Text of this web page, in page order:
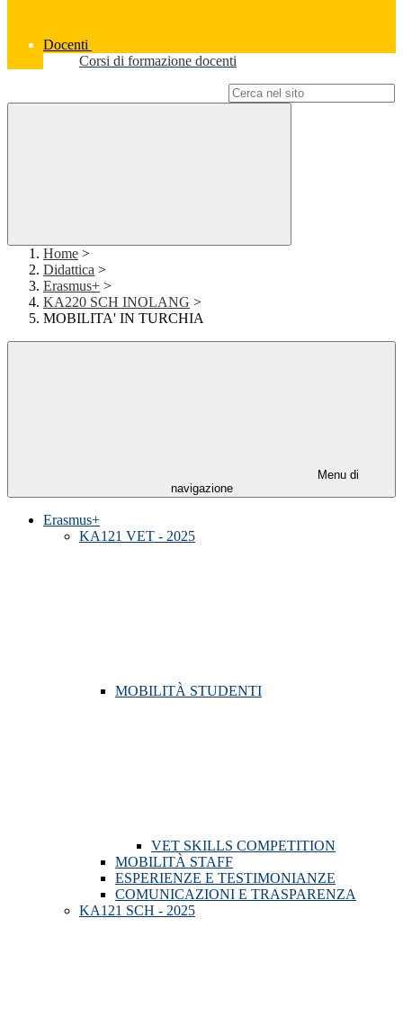
Docenti
Corsi di formazione docenti
Home >
Didattica >
Erasmus+ >
KA220 SCH INOLANG >
MOBILITA' IN TURCHIA
Menu di
navigazione
Erasmus+
KA121 VET - 2025
MOBILITÀ STUDENTI
VET SKILLS COMPETITION
MOBILITÀ STAFF
ESPERIENZE E TESTIMONIANZE
COMUNICAZIONI E TRASPARENZA
KA121 SCH - 2025